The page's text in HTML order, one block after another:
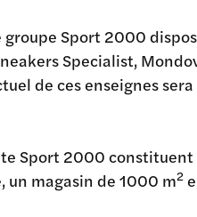
groupe Sport 2000
Specialist,
de ces enseignes
Sport 2000
un magasin de 1000 m2